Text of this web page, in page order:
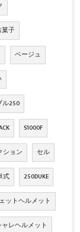
菓子
ベージュ
ル250
S1000F
ション セル
式 250DUKE
ットヘルメット
ャレヘルメット